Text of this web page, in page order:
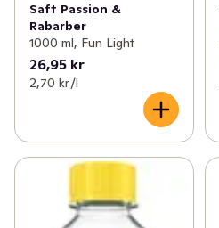
Saft Passion &
Rabarber
1000 ml, Fun Light
26,95 kr
2,70 kr /l